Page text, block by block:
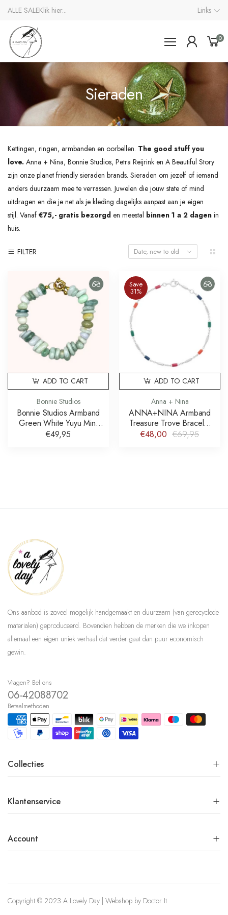
ALLE SALEKlik hier... Links
0
Sieraden
Kettingen, ringen, armbanden en oorbellen. The good stuff you
love. Anna + Nina, Bonnie Studios, Petra Reijrink en A Beautiful Story
zijn onze planet friendly sieraden brands. Sieraden om jezelf of iemand
anders duurzaam mee te verrassen. Juwelen die jouw state of mind
uitdragen en die je net als je kleding dagelijks aanpast aan je eigen
stijl. Vanaf €75,- gratis bezorgd en meestal binnen 1 a 2 dagen in
huis.
FILTER Date, new to old
Bonnie Studios
Bonnie Studios Armband
Green White Yuyu Mint
Bracelet
€49,95
ADD TO CART
Save
31%
Anna + Nina
ANNA+NINA Armband
Treasure Trove Bracelet
Silver Plated
€48,00 €69,95
ADD TO CART
Ons aanbod is zoveel mogelijk handgemaakt en duurzaam (van gerecyclede
materialen) geproduceerd. Bovendien hebben de merken die we inkopen
allemaal een eigen uniek verhaal dat verder gaat dan puur economisch
gewin.
Vragen? Bel ons
06-42088702
Betaalmethoden
Collecties
Klantenservice
Account
Copyright © 2023 A Lovely Day | Webshop by Doctor It